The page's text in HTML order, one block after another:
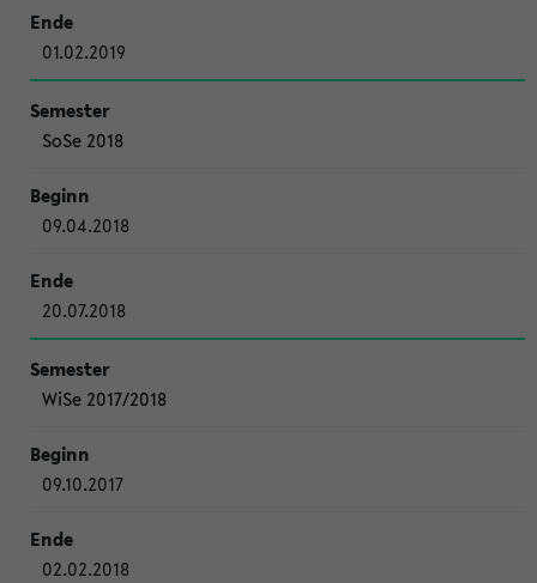
01.02.2019
SoSe 2018
09.04.2018
20.07.2018
WiSe 2017/2018
09.10.2017
02.02.2018